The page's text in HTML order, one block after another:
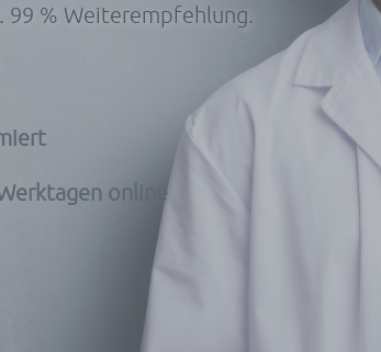
99 % Weiterempfehlung.
online